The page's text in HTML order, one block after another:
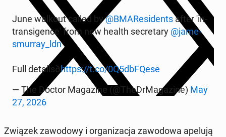
June walkout called by@BMA­Re­si­dentsafter 'in­
tran­si­gen­ce' from new health se­cre­ta­ry @ja­me­
smur­ray_ldn
Full de­ta­il­sðhttps://t.co/0Q5dbFQese
— The Doctor Ma­ga­zi­ne (@The­Dr­Ma­ga­zi­ne) May
27, 2026
Związek za­wo­do­wy i or­ga­ni­za­cja za­wo­do­wa apelują